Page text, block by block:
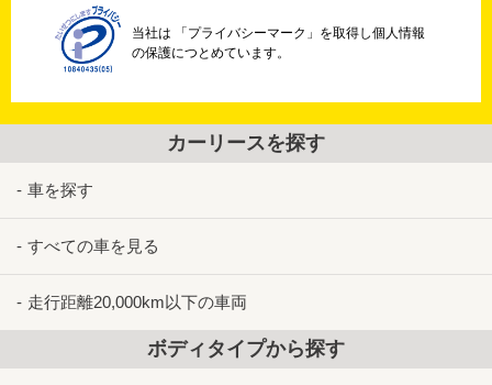
当社は 「プライバシーマーク」を取得し個人情報
の保護につとめています。
カーリースを探す
車を探す
すべての車を見る
走行距離20,000km以下の車両
ボディタイプから探す